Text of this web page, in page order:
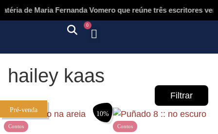
de Maria Fernanda Vomero que reúne três escritores
0
hailey kaas
Filtrar
10%
Pré-venda
Contos Contos